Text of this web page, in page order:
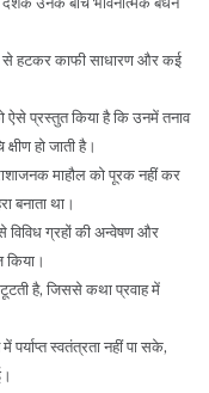
से हटकर काफी साधारण और कई
ऐसे प्रस्तुत किया है कि उनमें तनाव
हो जाती है।
माहौल को पूरक नहीं कर
बनाता था।
ग्रहों की अन्वेषण और
किया।
है, जिससे कथा प्रवाह में
स्वतंत्रता नहीं पा सके,